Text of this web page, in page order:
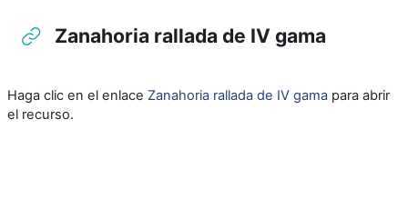
Zanahoria rallada de IV gama
Haga clic en el enlace Zanahoria rallada de IV gama para abrir
el recurso.